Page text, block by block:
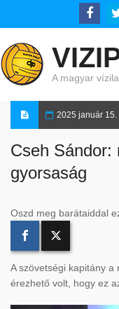
A magyar
2025 január 15.
Cseh Sándor:
gyorsaság
Oszd meg barátaiddal
A szövetségi kapitány a
érezhető volt, hogy ez